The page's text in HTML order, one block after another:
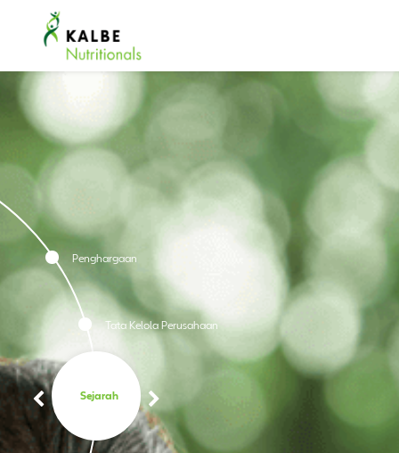
Tata Kelola Perusahaan
Penghargaan
Sejarah